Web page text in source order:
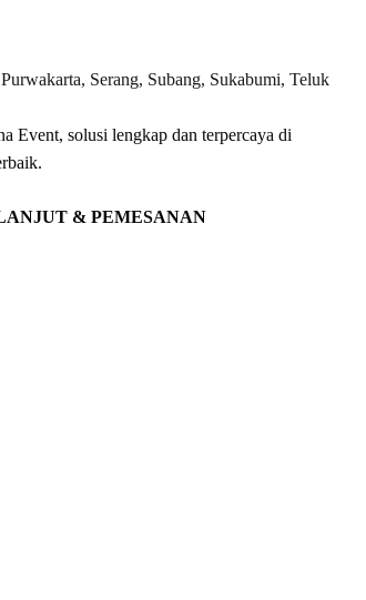
Serang, Subang, Sukabumi, Teluk
Event, solusi lengkap dan terpercaya di
& PEMESANAN